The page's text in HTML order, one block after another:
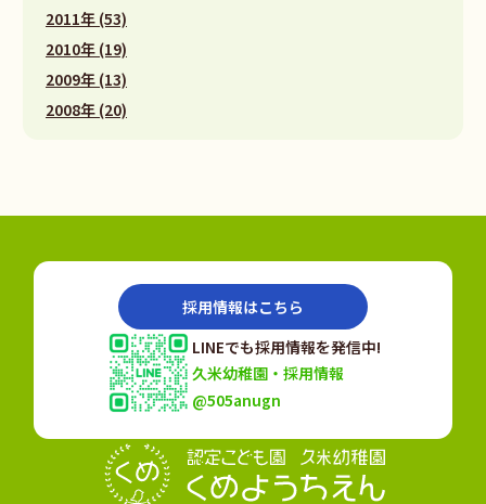
2011年 (53)
2010年 (19)
2009年 (13)
2008年 (20)
採用情報はこちら
LINEでも採用情報を発信中!
久米幼稚園・採用情報
@505anugn